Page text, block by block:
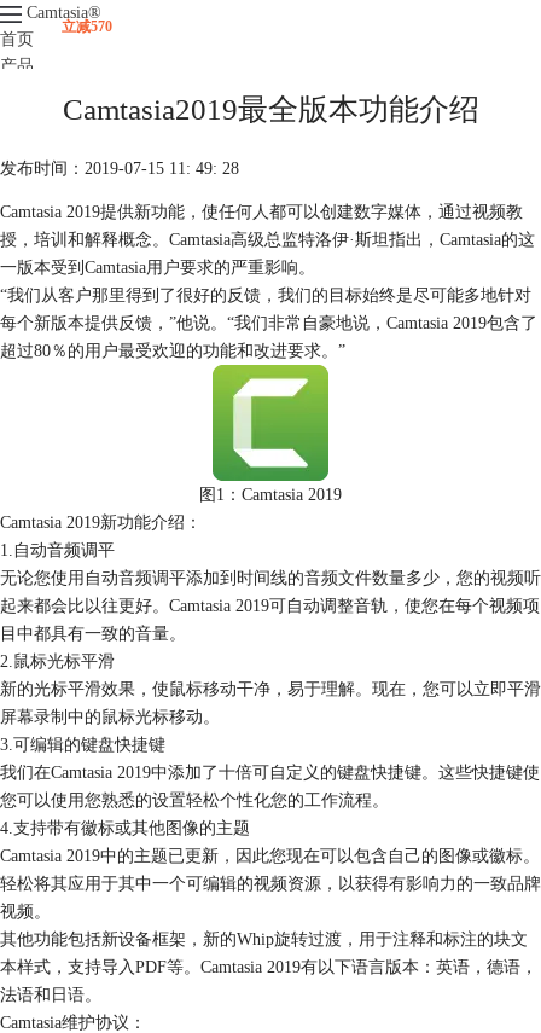
Camtasia®
首页
产品
立减570
视频课程
Camtasia2019最全版本功能介绍
发布时间：2019-07-15 11: 49: 28
Camtasia 2019提供新功能，使任何人都可以创建数字媒体，通过视频教
授，培训和解释概念。Camtasia高级总监特洛伊·斯坦指出，Camtasia的这
一版本受到Camtasia用户要求的严重影响。
“我们从客户那里得到了很好的反馈，我们的目标始终是尽可能多地针对
每个新版本提供反馈，”他说。“我们非常自豪地说，Camtasia 2019包含了
超过80％的用户最受欢迎的功能和改进要求。”
图1：Camtasia 2019
Camtasia 2019新功能介绍：
1.自动音频调平
无论您使用自动音频调平添加到时间线的音频文件数量多少，您的视频听
起来都会比以往更好。Camtasia 2019可自动调整音轨，使您在每个视频项
目中都具有一致的音量。
2.鼠标光标平滑
新的光标平滑效果，使鼠标移动干净，易于理解。现在，您可以立即平滑
屏幕录制中的鼠标光标移动。
3.可编辑的键盘快捷键
我们在Camtasia 2019中添加了十倍可自定义的键盘快捷键。这些快捷键使
您可以使用您熟悉的设置轻松个性化您的工作流程。
4.支持带有徽标或其他图像的主题
Camtasia 2019中的主题已更新，因此您现在可以包含自己的图像或徽标。
轻松将其应用于其中一个可编辑的视频资源，以获得有影响力的一致品牌
视频。
其他功能包括新设备框架，新的Whip旋转过渡，用于注释和标注的块文
本样式，支持导入PDF等。Camtasia 2019有以下语言版本：英语，德语，
法语和日语。
Camtasia维护协议：